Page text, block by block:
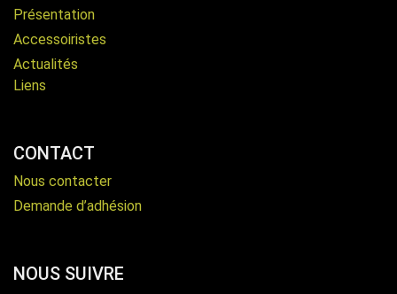
Présentation
Accessoiristes
Actualités
Liens
CONTACT
Nous contacter
Demande d’adhésion
NOUS SUIVRE